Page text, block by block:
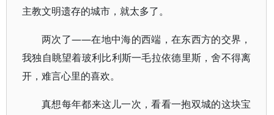
主教文明遗存的城市，就太多了。
两次了——在地中海的西端，在东西方的交界，
我独自眺望着玻利比利斯一毛拉依德里斯，舍不得离
开，难言心里的喜欢。
真想每年都来这儿一次，看看一抱双城的这块宝